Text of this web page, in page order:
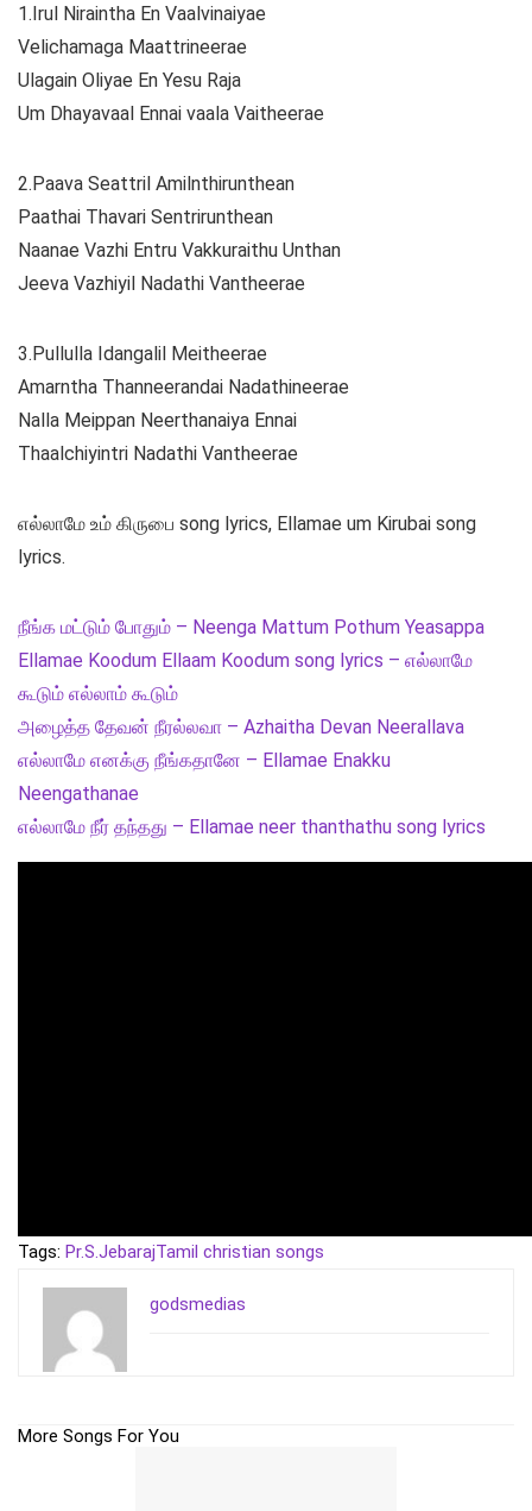
1.Irul Niraintha En Vaalvinaiyae
Velichamaga Maattrineerae
Ulagain Oliyae En Yesu Raja
Um Dhayavaal Ennai vaala Vaitheerae
2.Paava Seattril Amilnthirunthean
Paathai Thavari Sentrirunthean
Naanae Vazhi Entru Vakkuraithu Unthan
Jeeva Vazhiyil Nadathi Vantheerae
3.Pullulla Idangalil Meitheerae
Amarntha Thanneerandai Nadathineerae
Nalla Meippan Neerthanaiya Ennai
Thaalchiyintri Nadathi Vantheerae
எல்லாமே உம் கிருபை song lyrics, Ellamae um Kirubai song
lyrics.
நீங்க மட்டும் போதும் – Neenga Mattum Pothum Yeasappa
Ellamae Koodum Ellaam Koodum song lyrics – எல்லாமே
கூடும் எல்லாம் கூடும்
அழைத்த தேவன் நீரல்லவா – Azhaitha Devan Neerallava
எல்லாமே எனக்கு நீங்கதானே – Ellamae Enakku
Neengathanae
எல்லாமே நீர் தந்தது – Ellamae neer thanthathu song lyrics
Tags: Pr.S.JebarajTamil christian songs
godsmedias
More Songs For You